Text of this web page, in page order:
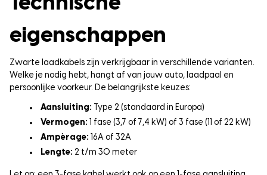
eigenschappen
Zwarte laadkabels zijn verkrijgbaar in verschillende varianten.
Welke je nodig hebt, hangt af van jouw auto, laadpaal en
persoonlijke voorkeur. De belangrijkste keuzes:
Aansluiting: Type 2 (standaard in Europa)
Vermogen: 1 fase (3,7 of 7,4 kW) of 3 fase (11 of 22 kW)
Ampèrage: 16A of 32A
Lengte: 2 t/m 30 meter